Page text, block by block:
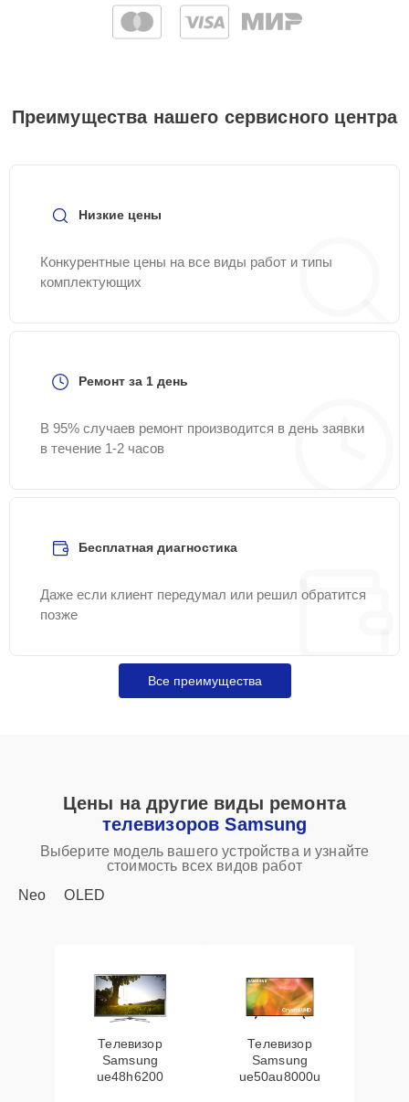
Преимущества нашего сервисного центра
Низкие цены
Конкурентные цены на все виды работ и типы
комплектующих
Ремонт за 1 день
В 95% случаев ремонт производится в день заявки
в течение 1-2 часов
Бесплатная диагностика
Даже если клиент передумал или решил обратится
позже
Все преимущества
Цены на другие виды ремонта
телевизоров Samsung
Выберите модель вашего устройства и узнайте
стоимость всех видов работ
Neo
OLED
Телевизор
Samsung
ue48h6200
Телевизор
Samsung
ue50au8000u